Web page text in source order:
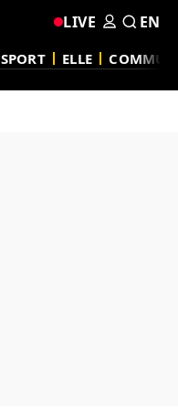
SPORT ELLE
LIVE EN